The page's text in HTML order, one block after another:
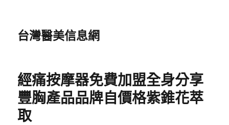
台灣醫美信息網
經痛按摩器免費加盟全身分享
豐胸產品品牌自價格紫錐花萃
取